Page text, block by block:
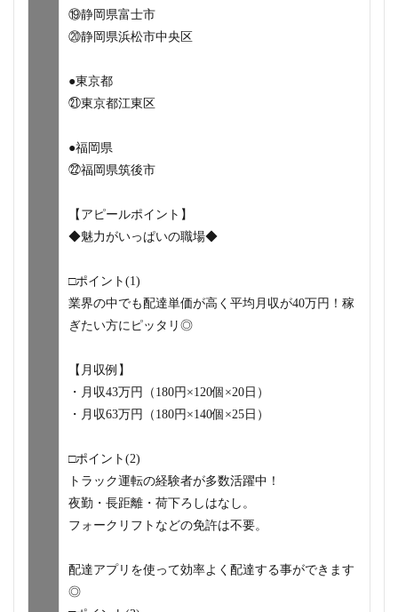
⑲静岡県富士市
⑳静岡県浜松市中央区
●東京都
㉑東京都江東区
●福岡県
㉒福岡県筑後市
【アピールポイント】
◆魅力がいっぱいの職場◆
□ポイント(1)
業界の中でも配達単価が高く平均月収が40万円！稼
ぎたい方にピッタリ◎
【月収例】
・月収43万円（180円×120個×20日）
・月収63万円（180円×140個×25日）
□ポイント(2)
トラック運転の経験者が多数活躍中！
夜勤・長距離・荷下ろしはなし。
フォークリフトなどの免許は不要。
配達アプリを使って効率よく配達する事ができます
◎